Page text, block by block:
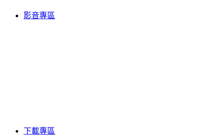
影音專區
下載專區